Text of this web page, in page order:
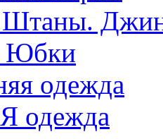
Юбки
одежда
одежда